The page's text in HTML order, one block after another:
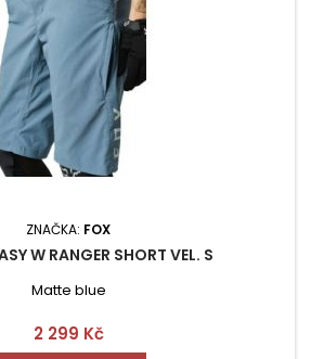
ZNAČKA: FOX
W RANGER SHORT VEL. S
Matte blue
Cena
2 299 Kč